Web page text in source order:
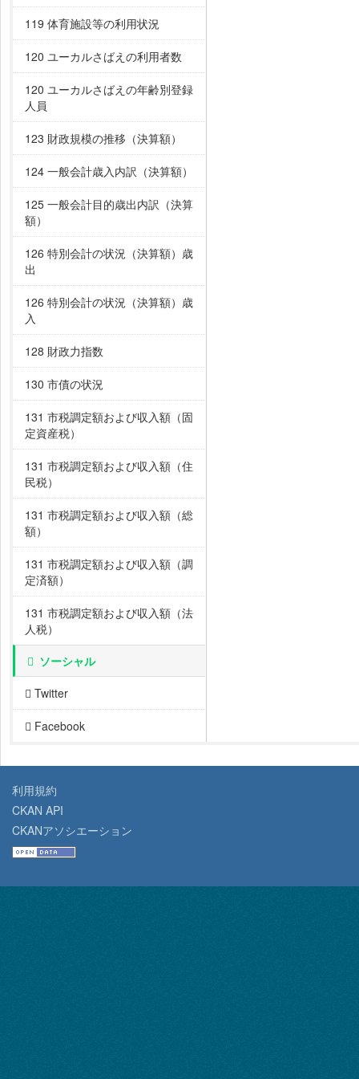
119 体育施設等の利用状況
120 ユーカルさばえの利用者数
120 ユーカルさばえの年齢別登録
人員
123 財政規模の推移（決算額）
124 一般会計歳入内訳（決算額）
125 一般会計目的歳出内訳（決算
額）
126 特別会計の状況（決算額）歳
出
126 特別会計の状況（決算額）歳
入
128 財政力指数
130 市債の状況
131 市税調定額および収入額（固
定資産税）
131 市税調定額および収入額（住
民税）
131 市税調定額および収入額（総
額）
131 市税調定額および収入額（調
定済額）
131 市税調定額および収入額（法
人税）
ソーシャル
Twitter
Facebook
利用規約
CKAN API
CKANアソシエーション